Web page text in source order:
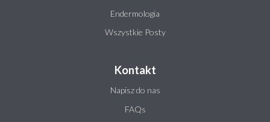
Endermologia
Wszystkie Posty
Kontakt
Napisz do nas
FAQs